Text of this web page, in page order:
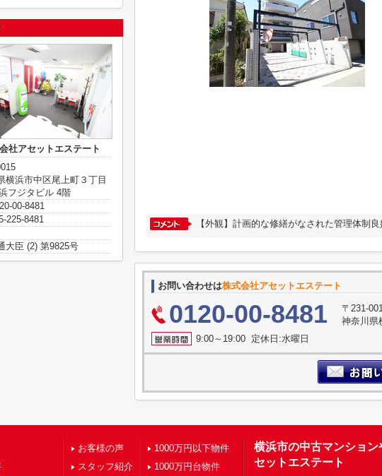
【外観】計画的な修繕がなされた管理体制
お問い合わせは株式会社アセットエステート
0120-00-8481
〒231-
神奈川県
9:00～19:00 定休日:水曜日
社アセットエステート
横浜市中区尾上町３丁目
フジタビル 4階
00-8481
225-8481
大臣 (2) 第9825号
お客様の声
スタッフ紹介
1000万円以下物件
1000万円台物件
横浜市の中古マンショ
セットエステート